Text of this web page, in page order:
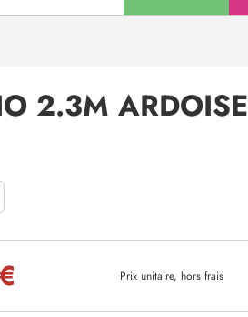
2.3M ARDOISE
Prix unitaire, hors frais